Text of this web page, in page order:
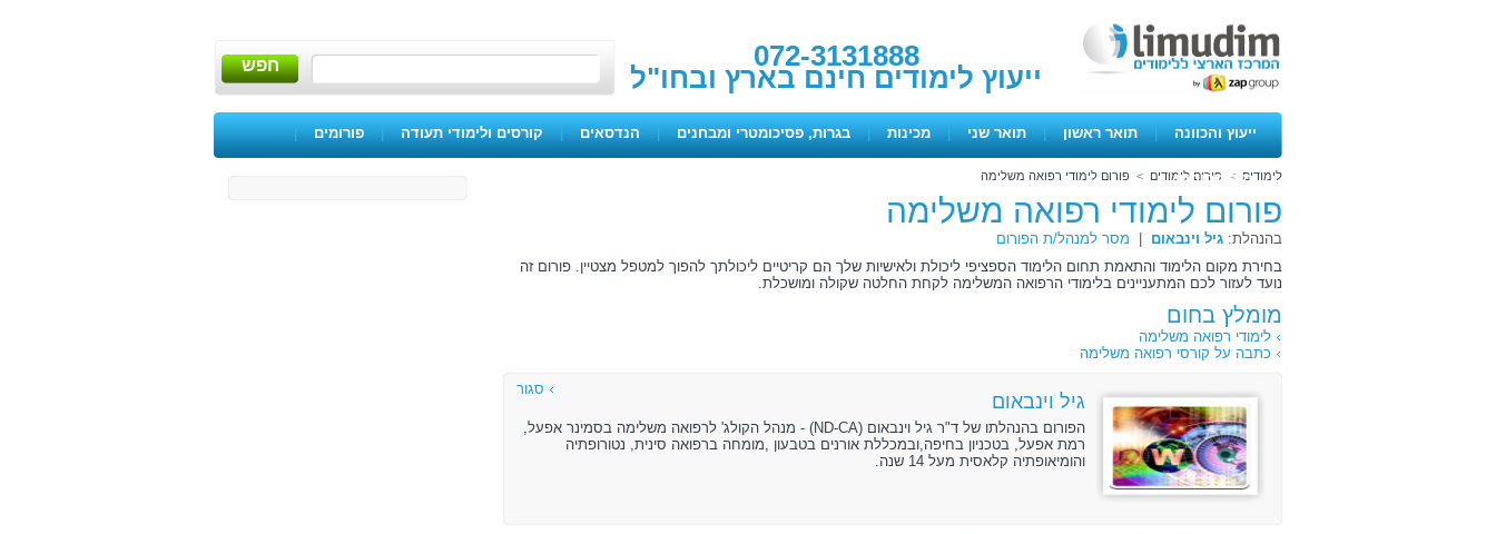
072-3131888
ייעוץ לימודים חינם בארץ ובחו"ל חפש
ייעוץ והכוונה | תואר ראשון | תואר שני | מכינות | בגרות, פסיכומטרי ומבחנים | הנדסאים | קורסים ולימודי תעודה | פורומים |
ימים פתוחיםלימודים > פורום לימודים > פורום לימודי רפואה משלימה
פורום לימודי רפואה משלימה
בהנהלת: גיל וינבאום
מסר למנהל/ת הפורום
בחירת מקום הלימוד והתאמת תחום הלימוד הספציפי ליכולת ולאישיות שלך הם קריטיים ליכולתך להפוך למטפל מצטיין. פורום זה
נועד לעזור לכם המתעניינים בלימודי הרפואה המשלימה לקחת החלטה שקולה ומושכלת.
מומלץ בחום
לימודי רפואה משלימה
כתבה על קורסי רפואה משלימה
גיל וינבאום
הפורום בהנהלתו של ד"ר גיל וינבאום (ND-CA) - מנהל הקולג' לרפואה משלימה בסמינר אפעל,
רמת אפעל, בטכניון בחיפה,ובמכללת אורנים בטבעון ,מומחה ברפואה סינית, נטורופתיה
והומיאופתיה קלאסית מעל 14 שנה.
סגור